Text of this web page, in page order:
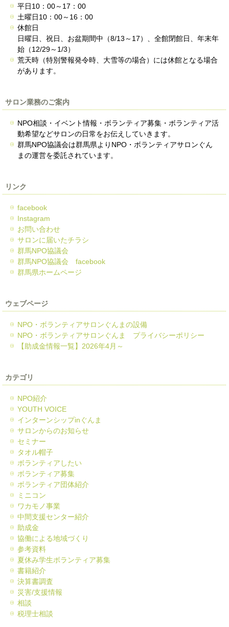
平日10：00～17：00
土曜日10：00～16：00
休館日
日曜日、祝日、お盆期間中（8/13～17）、全館閉館日、年末年
始（12/29～1/3）
荒天時（特別警報発令時、大雪等の場合）には休館となる場合
があります。
サロン業務のご案内
NPO相談・イベント情報・ボランティア募集・ボランティア活
動希望などサロンの日常をお伝えしていきます。
群馬NPO協議会は群馬県よりNPO・ボランティアサロンぐん
まの運営を委託されています。
リンク
facebook
Instagram
お問い合わせ
サロンに届いたチラシ
群馬NPO協議会
群馬NPO協議会 facebook
群馬県ホームページ
ウェブページ
NPO・ボランティアサロンぐんまの設備
NPO・ボランティアサロンぐんま プライバシーポリシー
【助成金情報一覧】2026年4月～
カテゴリ
NPO紹介
YOUTH VOICE
インターンシップinぐんま
サロンからのお知らせ
セミナー
タオル帽子
ボランティアしたい
ボランティア募集
ボランティア団体紹介
ミニコン
ワカモノ事業
中間支援センター紹介
助成金
協働による地域づくり
参考資料
夏休み学生ボランティア募集
書籍紹介
決算書調査
災害/支援情報
相談
税理士相談